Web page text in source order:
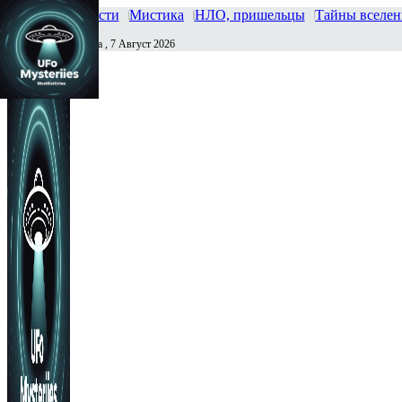
Главная Новости Мистика НЛО, пришельцы Тайны
Сегодня Пятница , 7 Август 2026